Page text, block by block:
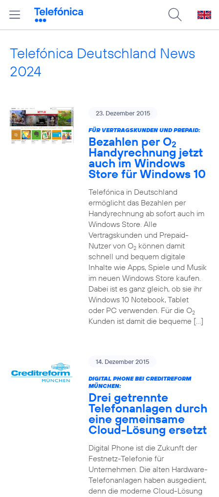
Telefónica Deutschland News
2024
23. Dezember 2015
FÜR VERTRAGSKUNDEN UND PREPAID:
Bezahlen per O2
Handyrechnung jetzt
auch im Windows
Store für Windows 10
Telefónica in Deutschland
ermöglicht das Bezahlen per
Handyrechnung ab sofort auch im
Windows Store. Alle
Vertragskunden und Prepaid-
Nutzer von O2können damit
schnell und bequem digitale
Inhalte wie Apps, Spiele und Musik
im neuen Windows Store kaufen.
Dabei ist es ganz gleich, ob sie ihr
Windows 10 Notebook, Tablet
oder PC verwenden. Für die O2
Kunden ist damit die bequeme […]
14. Dezember 2015
DIGITAL PHONE BEI CREDITREFORM
MÜNCHEN:
Drei getrennte
Telefonanlagen durch
eine gemeinsame
Cloud-Lösung ersetzt
Digital Phone ist die Zukunft der
Festnetz-Telefonie für
Unternehmen. Die alten Hardware-
Telefonanlagen haben ausgedient,
denn die moderne Cloud-Lösung